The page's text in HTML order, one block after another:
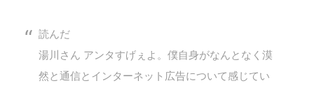
注目される。通信キャリアのニュースポータルの創業デ
スクとして数億PV事業に。世界最大IT系メディア（ス
ペイン）の元日本編集長、World Innovation Lab(WiL)
などを経て、現在、スタートアップ支援側の取り組みに
読んだ
湯川さん アンタすげぇよ。僕自身がなんとなく漠
然と通信とインターネット広告について感じてい
Drone
投資家登録